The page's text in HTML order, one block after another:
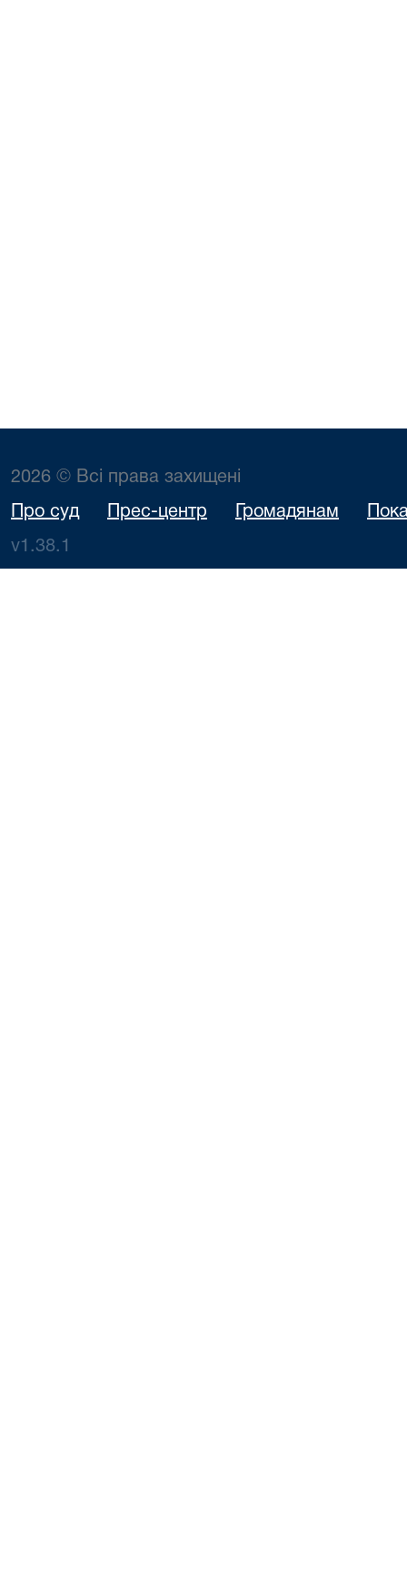
2026 © Всі права захищені
Про суд Прес-центр Громадянам
v1.38.1